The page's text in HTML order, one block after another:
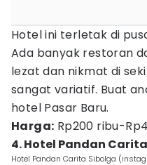
Hotel ini terletak di
Ada banyak restoran
lezat dan nikmat di
sangat variatif. Buat
hotel Pasar Baru.
Harga: Rp200 ribu-
4. Hotel Pandan Carita
Hotel Pandan Carita Sibolga